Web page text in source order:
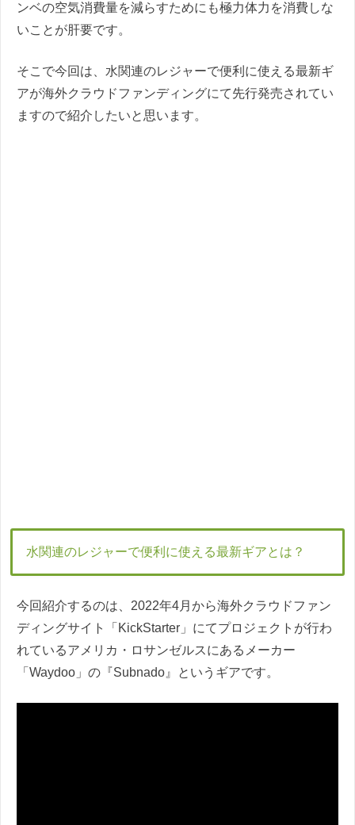
ンベの空気消費量を減らすためにも極力体力を消費しな
いことが肝要です。
そこで今回は、水関連のレジャーで便利に使える最新ギ
アが海外クラウドファンディングにて先行発売されてい
ますので紹介したいと思います。
水関連のレジャーで便利に使える最新ギアとは？
今回紹介するのは、2022年4月から海外クラウドファン
ディングサイト「KickStarter」にてプロジェクトが行わ
れているアメリカ・ロサンゼルスにあるメーカー
「Waydoo」の『Subnado』というギアです。